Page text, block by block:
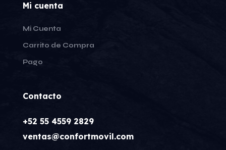
Mi cuenta
Mi Cuenta
Carrito de Compra
Pago
Contacto
+52 55 4559 2829
ventas@confortmovil.com